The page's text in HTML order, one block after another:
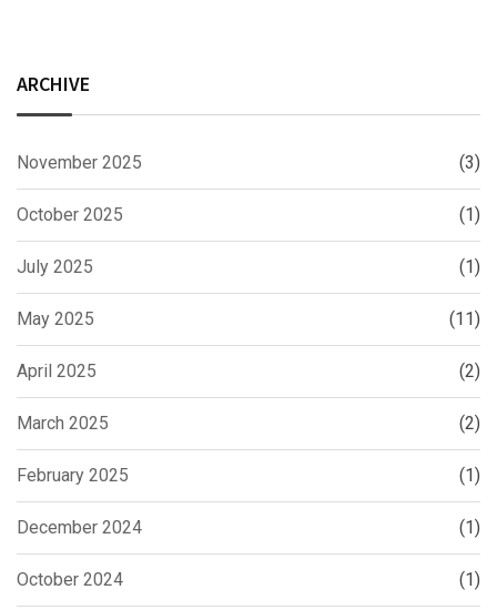
ARCHIVE
November 2025 (3)
October 2025 (1)
July 2025 (1)
May 2025 (11)
April 2025 (2)
March 2025 (2)
February 2025 (1)
December 2024 (1)
October 2024 (1)